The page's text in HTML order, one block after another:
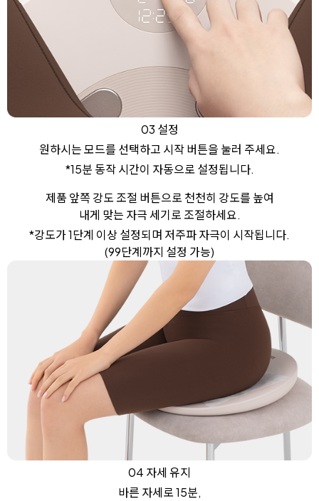
03 설정
원하시는 모드를 선택하고 시작 버튼을 눌러 주세요.
*15분 동작 시간이 자동으로 설정됩니다.
제품 앞쪽 강도 조절 버튼으로 천천히 강도를 높여
내게 맞는 자극 세기로 조절하세요.
*강도가 1단계 이상 설정되며 저주파 자극이 시작됩니다.
(99단계까지 설정 가능)
04 자세 유지
바른 자세로 15분,